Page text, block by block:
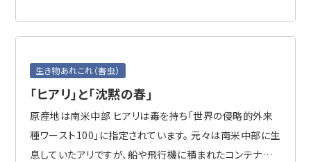
か？ 作物残..
生き物あれこれ（害虫）
「ヒアリ」と「沈黙の春」
原産地は南米中部 ヒアリは毒を持ち「世界の侵略的外来
種ワースト100」に指定されています。 元々は南米中部に生
息していたアリですが、船や飛行機に積まれたコンテナや